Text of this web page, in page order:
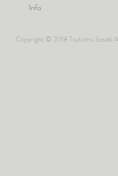
Info
Copyright © 2018 Tsutomu Sasaki